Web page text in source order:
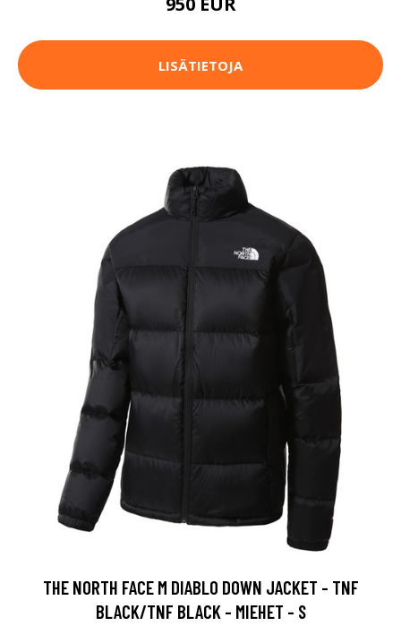
LISÄTIETOJA
THE NORTH FACE M DIABLO DOWN JACKET - TNF
BLACK/TNF BLACK - MIEHET - S